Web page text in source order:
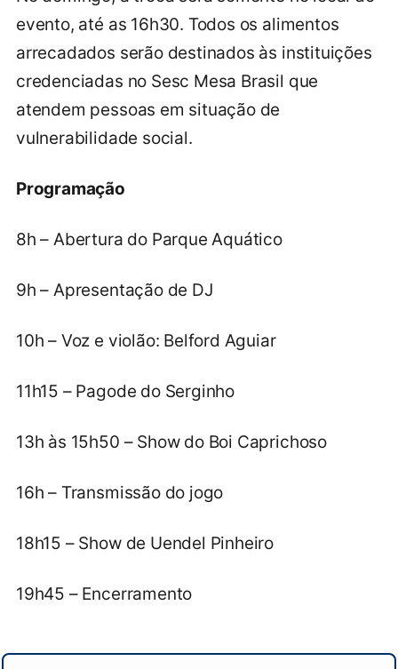
evento, até as 16h30. Todos os alimentos
arrecadados serão destinados às instituições
credenciadas no Sesc Mesa Brasil que
atendem pessoas em situação de
vulnerabilidade social.
Programação
8h – Abertura do Parque Aquático
9h – Apresentação de DJ
10h – Voz e violão: Belford Aguiar
11h15 – Pagode do Serginho
13h às 15h50 – Show do Boi Caprichoso
16h – Transmissão do jogo
18h15 – Show de Uendel Pinheiro
19h45 – Encerramento